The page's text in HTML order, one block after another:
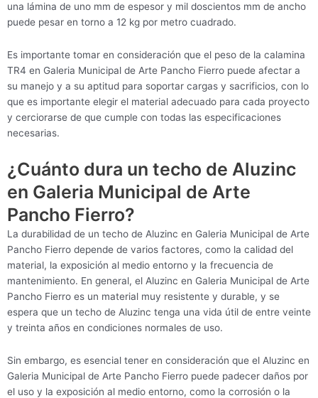
una lámina de uno mm de espesor y mil doscientos mm de ancho
puede pesar en torno a 12 kg por metro cuadrado.
Es importante tomar en consideración que el peso de la calamina
TR4 en Galeria Municipal de Arte Pancho Fierro puede afectar a
su manejo y a su aptitud para soportar cargas y sacrificios, con lo
que es importante elegir el material adecuado para cada proyecto
y cerciorarse de que cumple con todas las especificaciones
necesarias.
¿Cuánto dura un techo de Aluzinc
en Galeria Municipal de Arte
Pancho Fierro?
La durabilidad de un techo de Aluzinc en Galeria Municipal de Arte
Pancho Fierro depende de varios factores, como la calidad del
material, la exposición al medio entorno y la frecuencia de
mantenimiento. En general, el Aluzinc en Galeria Municipal de Arte
Pancho Fierro es un material muy resistente y durable, y se
espera que un techo de Aluzinc tenga una vida útil de entre veinte
y treinta años en condiciones normales de uso.
Sin embargo, es esencial tener en consideración que el Aluzinc en
Galeria Municipal de Arte Pancho Fierro puede padecer daños por
el uso y la exposición al medio entorno, como la corrosión o la